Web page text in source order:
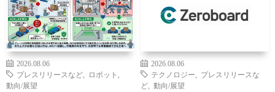
2026.08.06
プレスリリースなど
ロボット
動向/展望
2026.08.06
テクノロジー
プレスリリースな
ど
動向/展望